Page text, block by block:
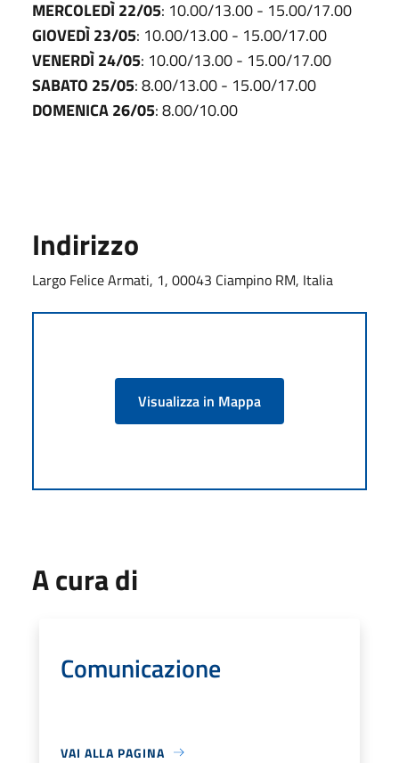
MERCOLEDÌ 22/05: 10.00/13.00 - 15.00/17.00
GIOVEDÌ 23/05: 10.00/13.00 - 15.00/17.00
VENERDÌ 24/05: 10.00/13.00 - 15.00/17.00
SABATO 25/05: 8.00/13.00 - 15.00/17.00
DOMENICA 26/05: 8.00/10.00
Indirizzo
Largo Felice Armati, 1, 00043 Ciampino RM, Italia
Visualizza in Mappa
A cura di
Comunicazione
VAI ALLA PAGINA